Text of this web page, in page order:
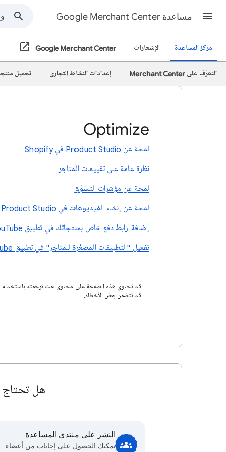
مساعدة Google Merchant Center
مركز المساعدة الإشعارات Google Merchant Center
التعرّف على Merchant Center إعدادات النشاط التجاري تحميل
Optimize
لمحة عن Product Studio في Shopify
نظرة عامة على تقييمات المتاجر
لمحة عن مؤشرات التسوّق
لمحة عن إنشاء الفيديوهات في Product Studio لمنصة Shopify
إضافة رابط دفع خاص بمنتجاتك في تطبيق Google & YouTube ضمن Shopify
تفعيل "التطبيقات المصغّرة للمتاجر" في تطبيق Google & YouTube من خلال تعديل "المظهر"
قد تتضمن بعض الأخطاء.
هل تحتاج
النشر على منتدى المساعدة
يمكنك الحصول على إجابات من أعضاء